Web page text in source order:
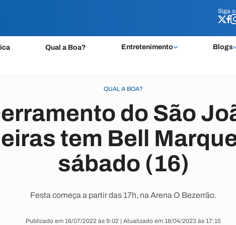
Siga o
Qual a Boa? Entretenimento Blogs
Siga o
QUAL A BOA?
do São
tem Bell
sábado (16)
Festa começa a partir das 17h, na Arena O Bezerrão.
Publicado em 16/07/2022 às 9:02 | Atualizado em 18/04/2023 às 17:15